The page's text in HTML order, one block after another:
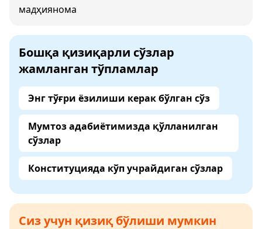
мадҳиянома
Бошқа қизиқарли сўзлар
жамланган тўпламлар
Энг тўғри ёзилиши керак бўлган сўз
Мумтоз адабиётимизда қўлланилган
сўзлар
Конституцияда кўп учрайдиган сўзлар
Сиз учун қизиқ бўлиши мумкин